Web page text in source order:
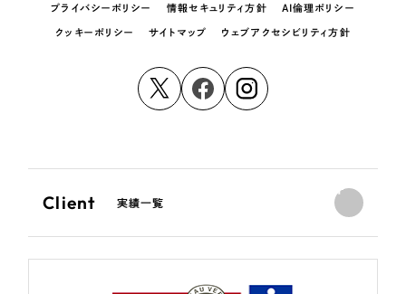
プライバシーポリシー 情報セキュリティ方針 AI倫理ポリシー
クッキーポリシー サイトマップ ウェブアクセシビリティ方針
Client 実績一覧